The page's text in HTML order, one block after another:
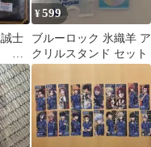
士
ア
ィ
¥599
ブルーロック 氷織羊 ア
クリルスタンド セット